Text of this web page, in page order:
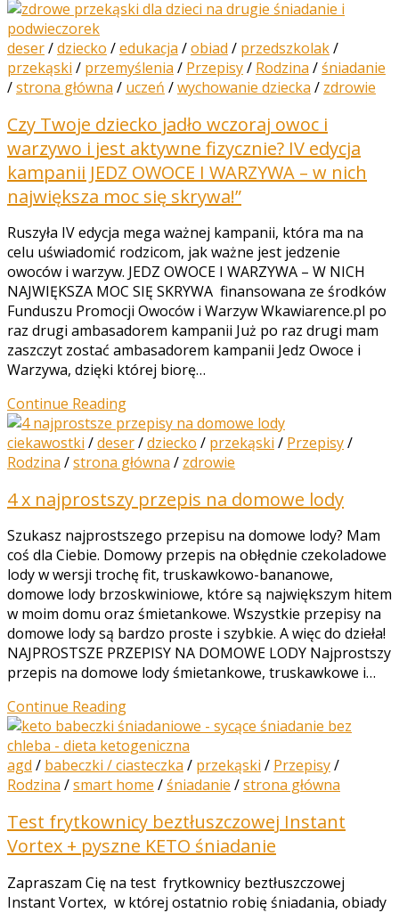
deser/dziecko /edukacja /obiad / przedszkolak/
przekąski / przemyślenia / Przepisy/ Rodzina /śniadanie
/strona główna / uczeń /wychowanie dziecka / zdrowie
Czy Twoje dziecko jadło wczoraj owoc i
warzywo i jest aktywne fizycznie? IV edycja
kampanii JEDZ OWOCE I WARZYWA – w nich
największa moc się skrywa!”
Ruszyła IV edycja mega ważnej kampanii, która ma na
celu uświadomić rodzicom, jak ważne jest jedzenie
owoców i warzyw. JEDZ OWOCE I WARZYWA – W NICH
NAJWIĘKSZA MOC SIĘ SKRYWA finansowana ze środków
Funduszu Promocji Owoców i Warzyw Wkawiarence.pl po
raz drugi ambasadorem kampanii Już po raz drugi mam
zaszczyt zostać ambasadorem kampanii Jedz Owoce i
Warzywa, dzięki której biorę…
Continue Reading
ciekawostki /deser/dziecko / przekąski / Przepisy/
Rodzina /strona główna / zdrowie
4 x najprostszy przepis na domowe lody
Szukasz najprostszego przepisu na domowe lody? Mam
coś dla Ciebie. Domowy przepis na obłędnie czekoladowe
lody w wersji trochę fit, truskawkowo-bananowe,
domowe lody brzoskwiniowe, które są największym hitem
w moim domu oraz śmietankowe. Wszystkie przepisy na
domowe lody są bardzo proste i szybkie. A więc do dzieła!
NAJPROSTSZE PRZEPISY NA DOMOWE LODY Najprostszy
przepis na domowe lody śmietankowe, truskawkowe i…
Continue Reading
agd / babeczki / ciasteczka / przekąski / Przepisy/
Rodzina /smart home /śniadanie /strona główna
Test frytkownicy beztłuszczowej Instant
Vortex + pyszne KETO śniadanie
Zapraszam Cię na test frytkownicy beztłuszczowej
Instant Vortex, w której ostatnio robię śniadania, obiady